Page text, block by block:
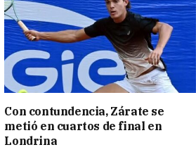
Con contundencia, Zárate se
metió en cuartos de final en
Londrina